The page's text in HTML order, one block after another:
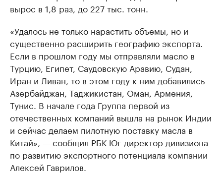
вырос в 1,8 раз, до 227 тыс. тонн.
«Удалось не только нарастить объемы, но и
существенно расширить географию экспорта.
Если в прошлом году мы отправляли масло в
Турцию, Египет, Саудовскую Аравию, Судан,
Иран и Ливан, то в этом году к ним добавились
Азербайджан, Таджикистан, Оман, Армения,
Тунис. В начале года Группа первой из
отечественных компаний вышла на рынок Индии
и сейчас делаем пилотную поставку масла в
Китай», — сообщил РБК Юг директор дивизиона
по развитию экспортного потенциала компании
Алексей Гаврилов.